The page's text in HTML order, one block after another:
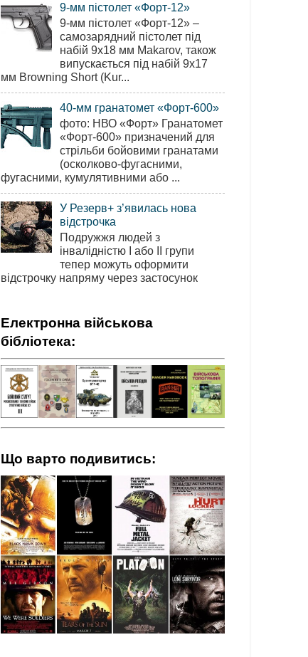
9-мм пістолет «Форт-12»
9-мм пістолет «Форт-12» –
самозарядний пістолет під
набій 9х18 мм Makarov, також
випускається під набій 9х17
мм Browning Short (Kur...
40-мм гранатомет «Форт-600»
фото: НВО «Форт» Гранатомет
«Форт-600» призначений для
стрільби бойовими гранатами
(осколково-фугасними,
фугасними, кумулятивними або ...
У Резерв+ з’явилась нова
відстрочка
Подружжя людей з
інвалідністю І або ІІ групи
тепер можуть оформити
відстрочку напряму через застосунок
Електронна військова
бібліотека:
Що варто подивитись: